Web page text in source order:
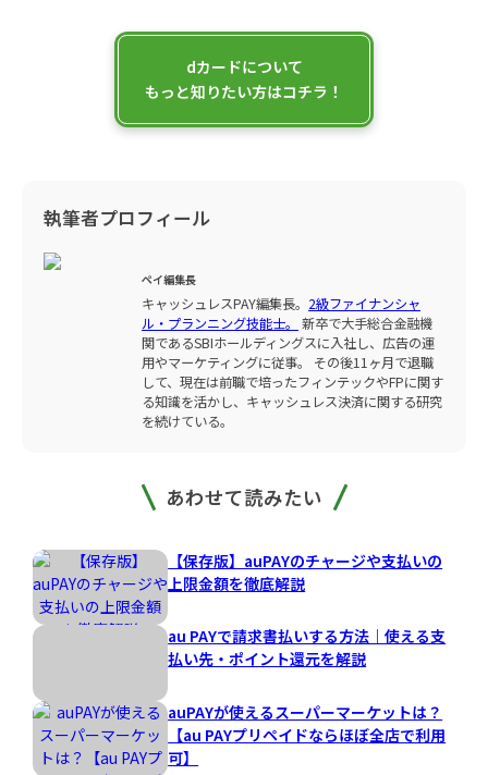
dカードについて
もっと知りたい方はコチラ！
執筆者プロフィール
ペイ編集長
キャッシュレスPAY編集長。 2級ファイナンシャ
ル・プランニング技能士。
新卒で大手総合金融機
関であるSBIホールディングスに入社し、広告の運
用やマーケティングに従事。 その後11ヶ月で退職
して、現在は前職で培ったフィンテックやFPに関す
る知識を活かし、キャッシュレス決済に関する研究
を続けている。
あわせて読みたい
【保存版】auPAYのチャージや支払いの
上限金額を徹底解説
au PAYで請求書払いする方法｜使える支
払い先・ポイント還元を解説
auPAYが使えるスーパーマーケットは？
【au PAYプリペイドならほぼ全店で利用
可】